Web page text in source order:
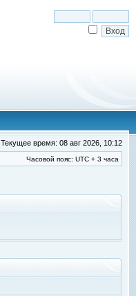
Текущее время: 08 авг 2026, 10:12
Часовой пояс: UTC + 3 часа